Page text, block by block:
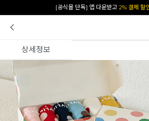
카카오 플친 추가하면1천원 즉시 할
상세정보